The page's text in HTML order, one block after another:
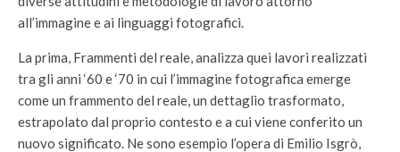
all’immagine e ai linguaggi fotografici.
La prima, Frammenti del reale, analizza quei lavori realizzati
tra gli anni ‘60 e ‘70 in cui l’immagine fotografica emerge
come un frammento del reale, un dettaglio trasformato,
estrapolato dal proprio contesto e a cui viene conferito un
nuovo significato. Ne sono esempio l’opera di Emilio Isgrò,